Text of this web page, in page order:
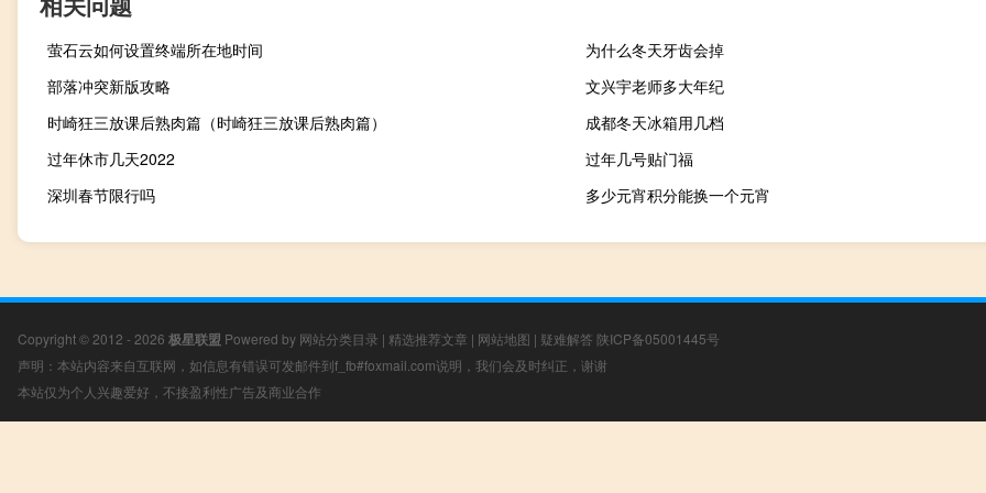
萤石云如何设置终端所在地时间
为什么冬天牙齿会掉
部落冲突新版攻略
文兴宇老师多大年纪
时崎狂三放课后熟肉篇（时崎狂三放课后熟肉篇）
成都冬天冰箱用几档
过年休市几天2022
过年几号贴门福
深圳春节限行吗
多少元宵积分能换一个元宵
Copyright © 2012 - 2026 极星联盟 Powered by 网站分类目录 | 精选推荐文章 | 网站地图 | 疑难解答 陕ICP备05001445号
声明：本站内容来自互联网，如信息有错误可发邮件到f_fb#foxmail.com说明，我们会及时纠正，谢谢
本站仅为个人兴趣爱好，不接盈利性广告及商业合作